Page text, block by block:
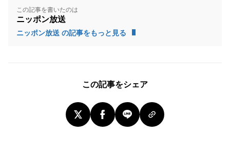
この記事を書いたのは
ニッポン放送
ニッポン放送 の記事をもっと見る
この記事をシェア